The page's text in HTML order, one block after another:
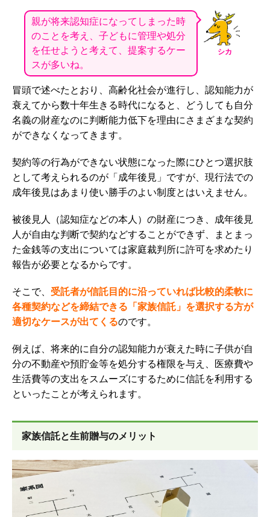
シカ
親が将来認知症になってしまった時
のことを考え、子どもに管理や処分
を任せようと考えて、提案するケー
スが多いね。
冒頭で述べたとおり、高齢化社会が進行し、認知能力が
衰えてから数十年生きる時代になると、どうしても自分
名義の財産なのに判断能力低下を理由にさまざまな契約
ができなくなってきます。
契約等の行為ができない状態になった際にひとつ選択肢
として考えられるのが「成年後見」ですが、現行法での
成年後見はあまり使い勝手のよい制度とはいえません。
被後見人（認知症などの本人）の財産につき、成年後見
人が自由な判断で契約などすることができず、まとまっ
た金銭等の支出については家庭裁判所に許可を求めたり
報告が必要となるからです。
そこで、 受託者が信託目的に沿っていれば比較的柔軟に
各種契約などを締結できる「家族信託」を選択する方が
適切なケースが出てくるのです。
例えば、 将来的に自分の認知能力が衰えた時に子供が自
分の不動産や預貯金等を処分する権限を与え、医療費や
生活費等の支出をスムーズにするために信託を利用する
といったことが考えられます。
家族信託と生前贈与のメリット